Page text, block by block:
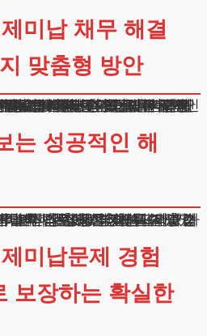
미납 채무 해결
맞춤형 방안
기관의 채무만 조정 가능하다는 한계가 있어, 다중 채무자의 경우 실효성이 떨어질 수 있습니다.
면제를 신청할 수 있습니다.
는 성공적인 해
기타 채무가 이천만 원까지 늘어난 상황이었습니다.
판단했습니다.
미납문제 경험
보장하는 확실한